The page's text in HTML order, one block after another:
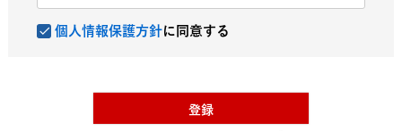
必
須
)
個人情報保護方針に同意する
登録